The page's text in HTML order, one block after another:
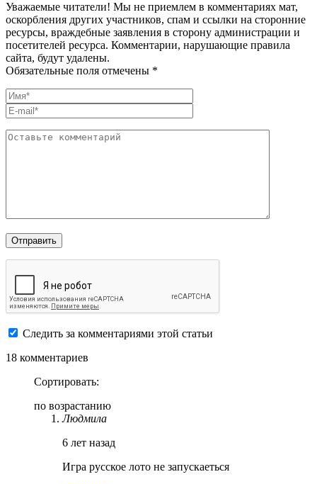
Уважаемые читатели! Мы не приемлем в комментариях мат,
оскорбления других участников, спам и ссылки на сторонние
ресурсы, враждебные заявления в сторону администрации и
посетителей ресурса. Комментарии, нарушающие правила
сайта, будут удалены.
Обязательные поля отмечены *
Следить за комментариями этой статьи
18 комментариев
Сортировать:
по возрастанию
Людмила
6 лет назад
Игра русское лото не запускаеться